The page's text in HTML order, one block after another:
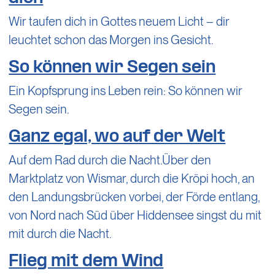
Wir taufen dich in Gottes neuem Licht – dir
leuchtet schon das Morgen ins Gesicht.
So können wir Segen sein
Ein Kopfsprung ins Leben rein: So können wir
Segen sein.
Ganz egal, wo auf der Welt
Auf dem Rad durch die Nacht.Über den
Marktplatz von Wismar, durch die Kröpi hoch, an
den Landungsbrücken vorbei, der Förde entlang,
von Nord nach Süd über Hiddensee singst du mit
mit durch die Nacht.
Flieg mit dem Wind